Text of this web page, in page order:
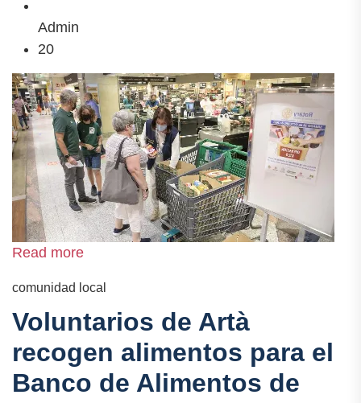
Admin
20
Read more
comunidad local
Voluntarios de Artà
recogen alimentos para el
Banco de Alimentos de